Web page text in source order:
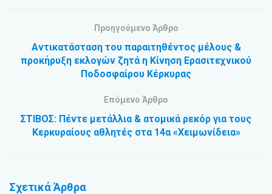
Προηγούμενο Άρθρο
Αντικατάσταση του παραιτηθέντος μέλους &
προκήρυξη εκλογών ζητά η Κίνηση Ερασιτεχνικού
Ποδοσφαίρου Κέρκυρας
Επόμενο Άρθρο
ΣΤΙΒΟΣ: Πέντε μετάλλια & ατομικά ρεκόρ για τους
Κερκυραίους αθλητές στα 14α «Χειμωνίδεια»
ΣχετικάΆρθρα